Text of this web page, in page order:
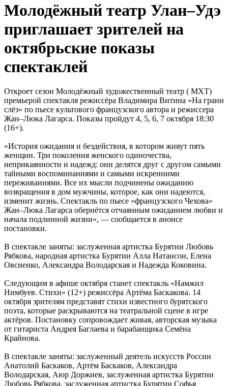
Молодёжный театр Улан–Удэ
приглашает зрителей на
октябрьские показы
спектаклей
Откроет сезон Молодёжный художественный театр ( МХТ)
премьерой спектакля режиссёра Владимира Витина «На грани
слёз» по пьесе культового французского автора и режиссера
Жан–Люка Лагарса. Показы пройдут 4, 5, 6, 7 октября 18:30
(16+).
«История ожидания и бездействия, в котором живут пять
женщин. Три поколения женского одиночества,
неприкаянности и надежд: они делятся друг с другом самыми
тайными воспоминаниями и самыми искренними
переживаниями. Все их мысли подчинены ожиданию
возвращения в дом мужчины, которое, как они надеются,
изменит жизнь. Спектакль по пьесе «французского Чехова»
Жан–Люка Лагарса обернётся отчаянным ожиданием любви и
начала подлинной жизни», — сообщается в анонсе
постановки.
В спектакле заняты: заслуженная артистка Бурятии Любовь
Рябкова, народная артистка Бурятии Алла Натансон, Елена
Овсиенко, Александра Володарская и Надежда Коковина.
Следующим в афише октября станет спектакль «Намжил
Нимбуев. Стихи» (12+) режиссёра Артёма Баскакова. 14
октября зрителям представят стихи известного бурятского
поэта, которые раскрываются на театральной сцене в игре
актёров. Постановку сопровождает живая, авторская музыка
от гитариста Андрея Баглаева и барабанщика Семёна
Крайнова.
В спектакле заняты: заслуженный деятель искусств России
Анатолий Баскаков, Артём Баскаков, Александра
Володарская, Аюр Доржиев, заслуженная артистка Бурятии
Любовь Рябкова, заслуженная артистка Бурятии Софья